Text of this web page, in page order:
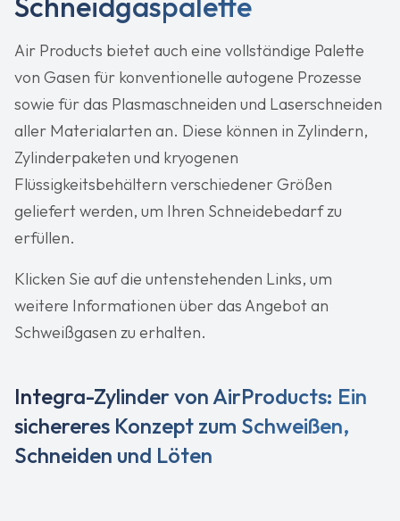
Air Products bietet auch eine vollständige Palette
von Gasen für konventionelle autogene Prozesse
sowie für das Plasmaschneiden und Laserschneiden
aller Materialarten an. Diese können in Zylindern,
Zylinderpaketen und kryogenen
Flüssigkeitsbehältern verschiedener Größen
geliefert werden, um Ihren Schneidebedarf zu
erfüllen.
Klicken Sie auf die untenstehenden Links, um
weitere Informationen über das Angebot an
Schweißgasen zu erhalten.
Integra-Zylinder von AirProducts: Ein
sichereres Konzept zum Schweißen,
Schneiden und Löten